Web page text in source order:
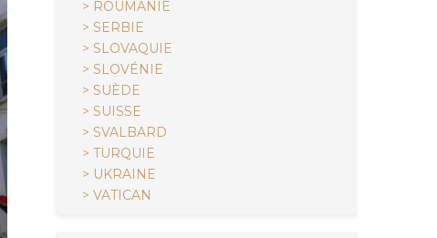
> ROUMANIE
> SERBIE
> SLOVAQUIE
> SLOVÉNIE
> SUÈDE
> SUISSE
> SVALBARD
> TURQUIE
> UKRAINE
> VATICAN